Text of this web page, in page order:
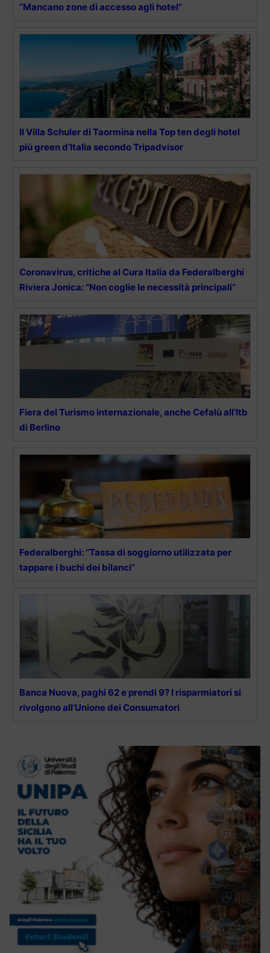
“Mancano zone di accesso agli hotel”
Il Villa Schuler di Taormina nella Top ten degli hotel
più green d’Italia secondo Tripadvisor
Coronavirus, critiche al Cura Italia da Federalberghi
Riviera Jonica: “Non coglie le necessità principali”
Fiera del Turismo internazionale, anche Cefalù all’Itb
di Berlino
Federalberghi: “Tassa di soggiorno utilizzata per
tappare i buchi dei bilanci”
Banca Nuova, paghi 62 e prendi 9? I risparmiatori si
rivolgono all’Unione dei Consumatori